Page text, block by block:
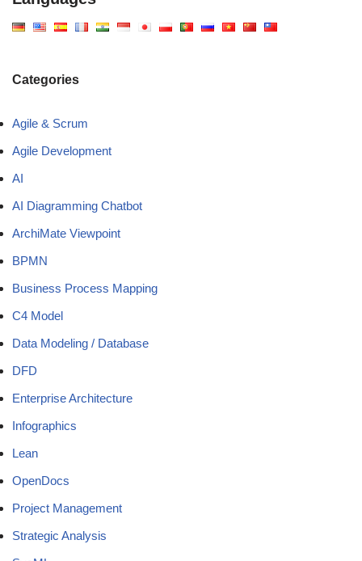
Categories
Agile & Scrum
Agile Development
AI
AI Diagramming Chatbot
ArchiMate Viewpoint
BPMN
Business Process Mapping
C4 Model
Data Modeling / Database
DFD
Enterprise Architecture
Infographics
Lean
OpenDocs
Project Management
Strategic Analysis